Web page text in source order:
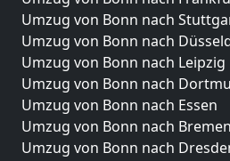
Umzug von Bonn nach
Umzug von Bonn nach
Umzug von Bonn nach Leipzig
Umzug von Bonn nach
Umzug von Bonn nach Essen
Umzug von Bonn nach Bremen
Umzug von Bonn nach